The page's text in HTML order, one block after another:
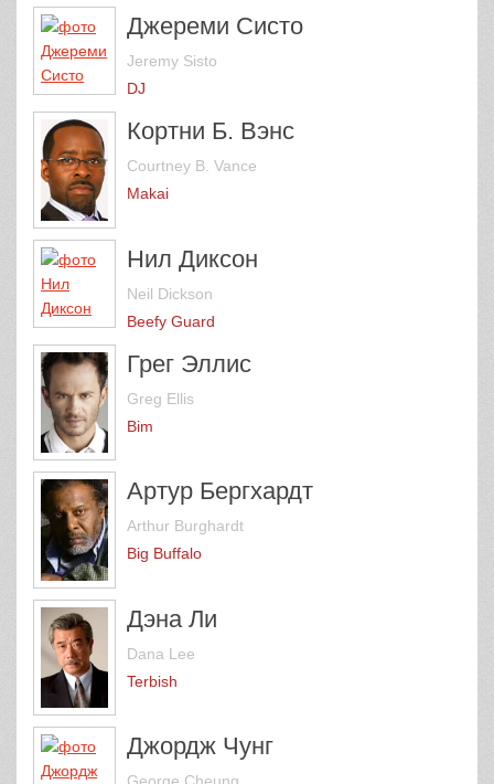
Джереми Систо
Jeremy Sisto
DJ
Кортни Б. Вэнс
Courtney B. Vance
Makai
Нил Диксон
Neil Dickson
Beefy Guard
Грег Эллис
Greg Ellis
Bim
Артур Бергхардт
Arthur Burghardt
Big Buffalo
Дэна Ли
Dana Lee
Terbish
Джордж Чунг